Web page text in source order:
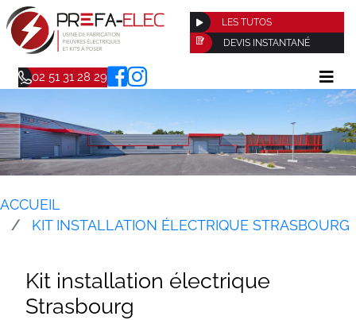
LES TUTOS
DEVIS INSTANTANÉ
02 51 31 28 29
ACCUEIL
KIT INSTALLATION ÉLECTRIQUE STRASBOURG
Kit installation électrique
Strasbourg